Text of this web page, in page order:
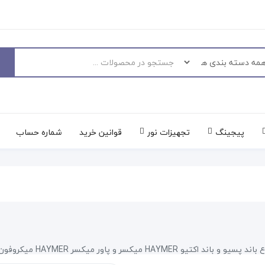
پیجینگ تجهیزات نور قوانین خرید شماره حساب